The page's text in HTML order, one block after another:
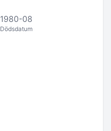
1980-08
Dödsdatum